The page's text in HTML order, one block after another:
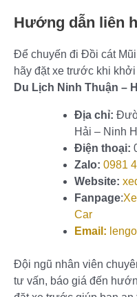
Hướng dẫn liên
Để chuyến đi Đồi cát
hãy đặt xe trước khi
Du Lịch Ninh Thuận –
Địa chỉ:
Hải – Ninh
Điện thoại:
Zalo: 0981
Website:
Fanpage:
Car
Email:
Đội ngũ nhân viên
tư vấn, báo giá đến